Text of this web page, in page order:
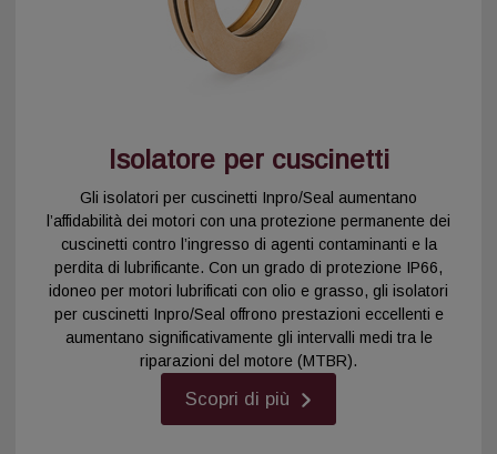
Isolatore per cuscinetti
Gli isolatori per cuscinetti Inpro/Seal aumentano
l’affidabilità dei motori con una protezione permanente dei
cuscinetti contro l’ingresso di agenti contaminanti e la
perdita di lubrificante. Con un grado di protezione IP66,
idoneo per motori lubrificati con olio e grasso, gli isolatori
per cuscinetti Inpro/Seal offrono prestazioni eccellenti e
aumentano significativamente gli intervalli medi tra le
riparazioni del motore (MTBR).
Scopri di più